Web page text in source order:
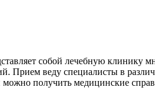
собой лечебную клинику
Прием веду специалисты в
получить медицинские